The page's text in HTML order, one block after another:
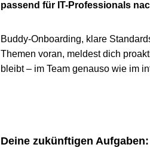
passend für IT-Professionals
Buddy-Onboarding, klare
Themen voran, meldest dich
bleibt – im Team genauso wie im
Deine zukünftigen Aufgaben: